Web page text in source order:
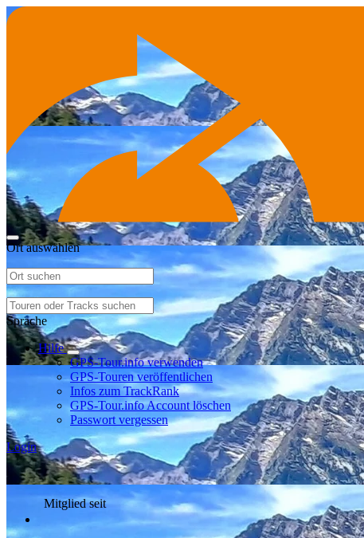
Ort auswählen
Sprache
Hilfe
GPS-Tour.info verwenden
GPS-Touren veröffentlichen
Infos zum TrackRank
GPS-Tour.info Account löschen
Passwort vergessen
Login
Mitglied seit